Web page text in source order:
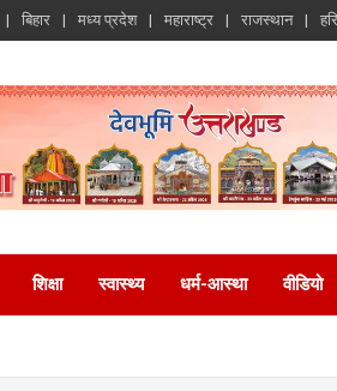
बिहार मध्य प्रदेश महाराष्ट्र राजस्थान
शिक्षा स्वास्थ्य धर्म-आस्था वीडियो